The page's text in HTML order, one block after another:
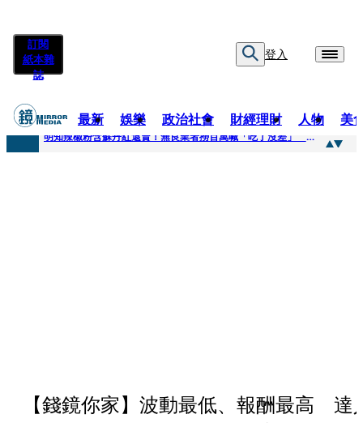
訂閱
紙本雜
誌
登入
最新 娛樂 政治社會 財經理財 人物 美
快訊
明知辣椒粉含蘇丹紅還賣！無良業者撈百萬喊「吃了沒差」 法官打臉判6月不准緩刑
【錢鏡你家】波動最低、報酬最高 達